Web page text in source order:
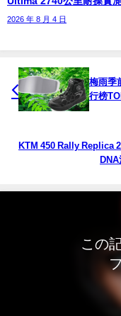
2026 年 8 月 4 日
梅雨季
行榜
KTM 450 Rally Replica
この